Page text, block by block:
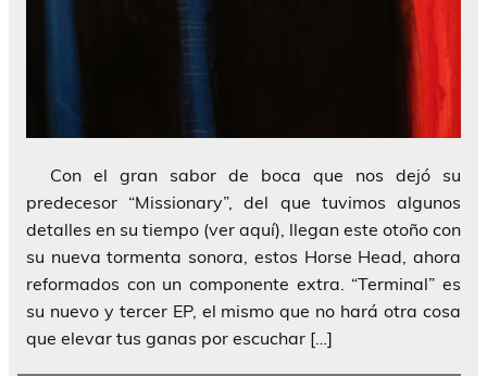
Con el gran sabor de boca que nos dejó su
predecesor “Missionary”, del que tuvimos algunos
detalles en su tiempo (ver aquí), llegan este otoño con
su nueva tormenta sonora, estos Horse Head, ahora
reformados con un componente extra. “Terminal” es
su nuevo y tercer EP, el mismo que no hará otra cosa
que elevar tus ganas por escuchar […]